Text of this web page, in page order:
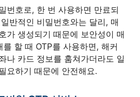
번호로, 한 번 사용하면 만료되
반적인 비밀번호와는 달리, 매
가 생성되기 때문에 보안성이 매
할 때 OTP를 사용하면, 해커
나 카드 정보를 훔쳐가더라도 일
요하기 때문에 안전해요.